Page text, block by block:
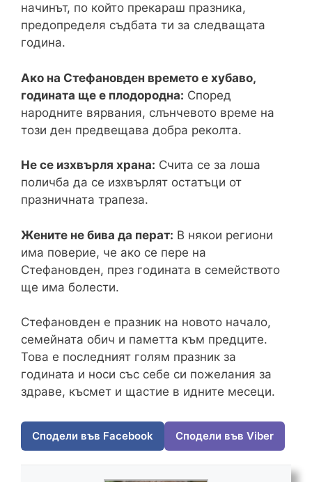
начинът, по който прекараш празника,
предопределя съдбата ти за следващата
година.
Ако на Стефановден времето е хубаво,
годината ще е плодородна: Според
народните вярвания, слънчевото време на
този ден предвещава добра реколта.
Не се изхвърля храна: Счита се за лоша
поличба да се изхвърлят остатъци от
празничната трапеза.
Жените не бива да перат: В някои региони
има поверие, че ако се пере на
Стефановден, през годината в семейството
ще има болести.
Стефановден е празник на новото начало,
семейната обич и паметта към предците.
Това е последният голям празник за
годината и носи със себе си пожелания за
здраве, късмет и щастие в идните месеци.
Сподели във Facebook Сподели във Viber